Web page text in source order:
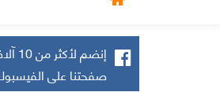
أخ دولية أخ
صفحتنا على